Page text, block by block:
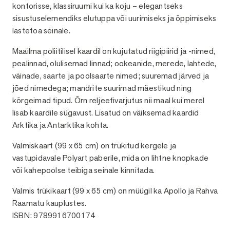
kontorisse, klassiruumi kui ka koju – elegantseks
sisustuselemendiks elutuppa või uurimiseks ja õppimiseks
lastetoa seinale.
Maailma poliitilisel kaardil on kujutatud riigipiirid ja -nimed,
pealinnad, olulisemad linnad; ookeanide, merede, lahtede,
väinade, saarte ja poolsaarte nimed; suuremad järved ja
jõed nimedega; mandrite suurimad mäestikud ning
kõrgeimad tipud. Õrn reljeefivarjutus nii maal kui merel
lisab kaardile sügavust. Lisatud on väiksemad kaardid
Arktika ja Antarktika kohta.
Valmiskaart (99 x 65 cm) on trükitud kergele ja
vastupidavale Polyart paberile, mida on lihtne knopkade
või kahepoolse teibiga seinale kinnitada.
Valmis trükikaart (99 x 65 cm) on müügil ka Apollo ja Rahva
Raamatu kauplustes.
ISBN: 9789916700174